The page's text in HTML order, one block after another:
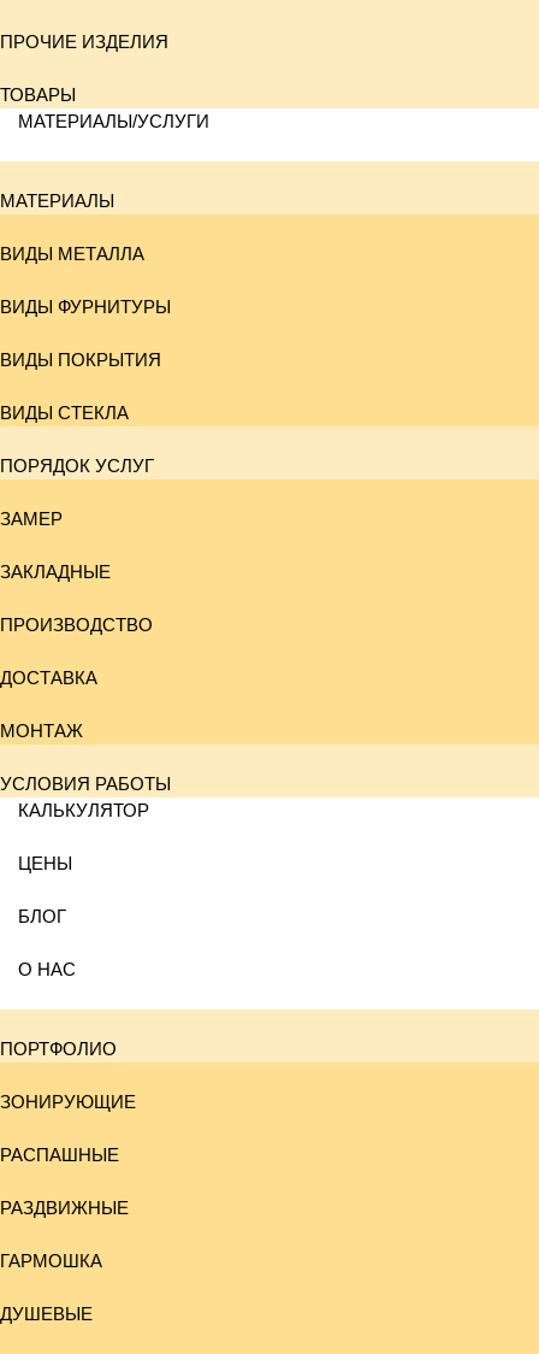
ПРОЧИЕ ИЗДЕЛИЯ
ТОВАРЫ
МАТЕРИАЛЫ/УСЛУГИ
МАТЕРИАЛЫ
ВИДЫ МЕТАЛЛА
ВИДЫ ФУРНИТУРЫ
ВИДЫ ПОКРЫТИЯ
ВИДЫ СТЕКЛА
ПОРЯДОК УСЛУГ
ЗАМЕР
ЗАКЛАДНЫЕ
ПРОИЗВОДСТВО
ДОСТАВКА
МОНТАЖ
УСЛОВИЯ РАБОТЫ
КАЛЬКУЛЯТОР
ЦЕНЫ
БЛОГ
О НАС
ПОРТФОЛИО
ЗОНИРУЮЩИЕ
РАСПАШНЫЕ
РАЗДВИЖНЫЕ
ГАРМОШКА
ДУШЕВЫЕ